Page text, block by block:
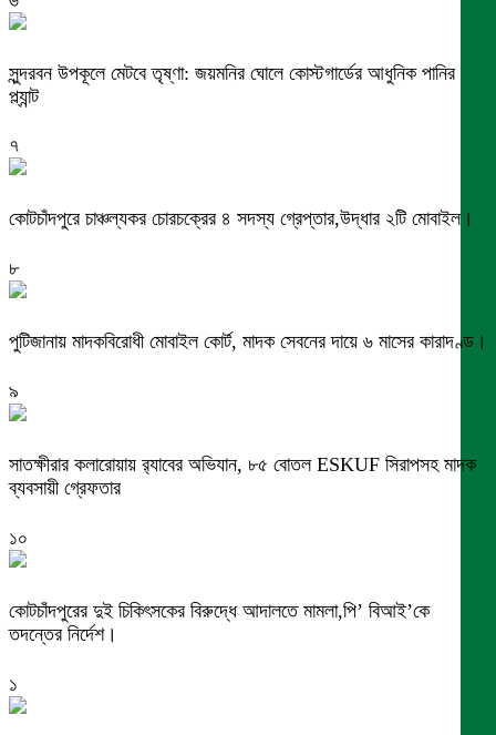
সুন্দরবন উপকূলে মেটবে তৃষ্ণা: জয়মনির ঘোলে কোস্টগার্ডের আধুনিক পানির
প্ল্যান্ট
৭
কোটচাঁদপুরে চাঞ্চল্যকর চোরচক্রের ৪ সদস্য গ্রেপ্তার,উদ্ধার ২টি মোবাইল।
৮
পুটিজানায় মাদকবিরোধী মোবাইল কোর্ট, মাদক সেবনের দায়ে ৬ মাসের কারাদণ্ড।
৯
সাতক্ষীরার কলারোয়ায় র‍্যাবের অভিযান, ৮৫ বোতল ESKUF সিরাপসহ মাদক
ব্যবসায়ী গ্রেফতার
১০
কোটচাঁদপুরের দুই চিকিৎসকের বিরুদ্ধে আদালতে মামলা,পি’ বিআই’কে
তদন্তের নির্দেশ।
১